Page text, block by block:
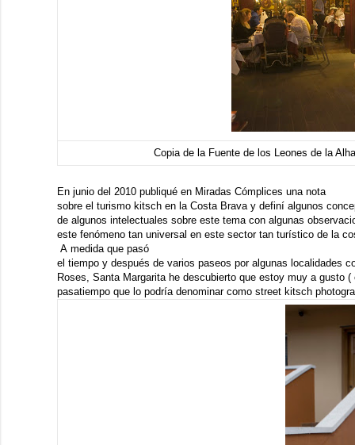
Copia de la Fuente de los Leones de la
En junio del 2010 publiqué en Miradas Cómplices una nota
sobre el turismo kitsch en la Costa Brava y definí algunos
de algunos intelectuales sobre este tema con algunas
este fenómeno tan universal en este sector tan turístico de la
A medida que pasó
el tiempo y después de varios paseos por algunas localidades
Roses, Santa Margarita he descubierto que estoy muy a gusto
pasatiempo que lo podría denominar como street kitsch